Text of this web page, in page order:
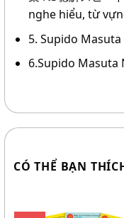
nghe hiểu, từ
5. Supido Masuta
6.Supido Masuta
CÓ THỂ BẠN